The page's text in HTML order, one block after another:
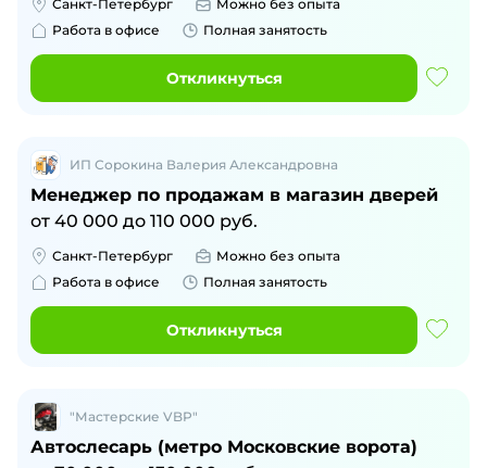
Санкт-Петербург
Можно без опыта
Работа в офисе
Полная занятость
Откликнуться
ИП Сорокина Валерия Александровна
Менеджер по продажам в магазин дверей
от 40 000 до 110 000 руб.
Санкт-Петербург
Можно без опыта
Работа в офисе
Полная занятость
Откликнуться
"Мастерские VBP"
Автослесарь (метро Московские ворота)